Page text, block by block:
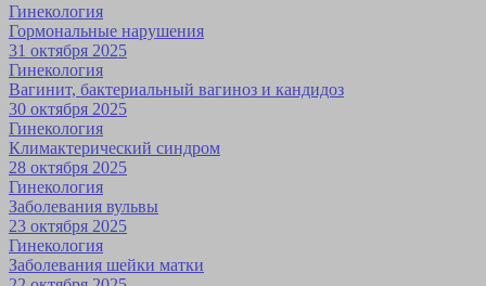
Гинекология
Гормональные нарушения
31 октября 2025
Гинекология
Вагинит, бактериальный вагиноз и кандидоз
30 октября 2025
Гинекология
Климак­терический синдром
28 октября 2025
Гинекология
Заболевания вульвы
23 октября 2025
Гинекология
Заболевания шейки матки